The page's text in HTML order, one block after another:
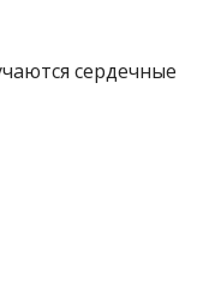
сердечные